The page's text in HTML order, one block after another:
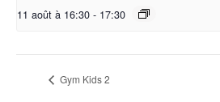
11 août à 16:30 - 17:30
Gym Kids 2